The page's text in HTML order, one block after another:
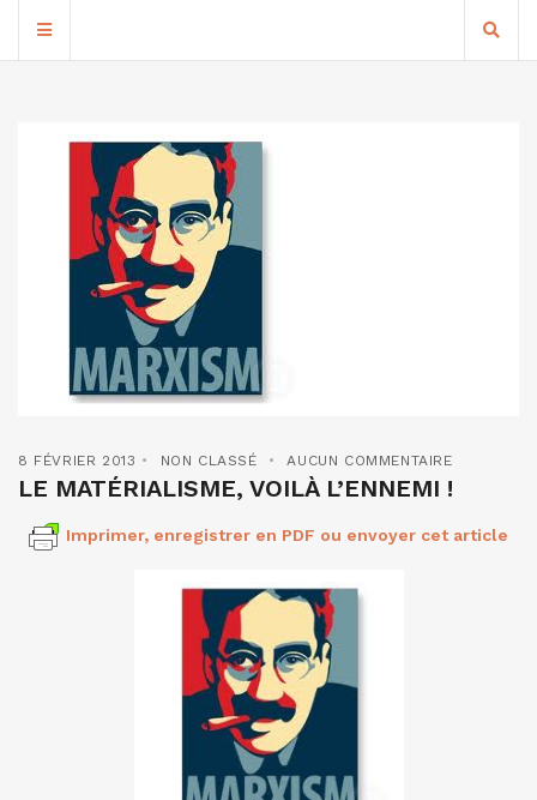
8 FÉVRIER 2013 NON CLASSÉ AUCUN COMMENTAIRE
LE MATÉRIALISME, VOILÀ L’ENNEMI !
Imprimer, enregistrer en PDF ou envoyer cet article